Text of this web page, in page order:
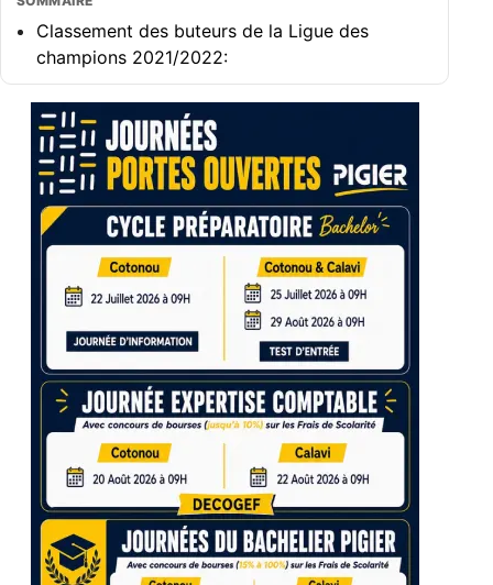
Classement des buteurs de la Ligue des
champions 2021/2022: